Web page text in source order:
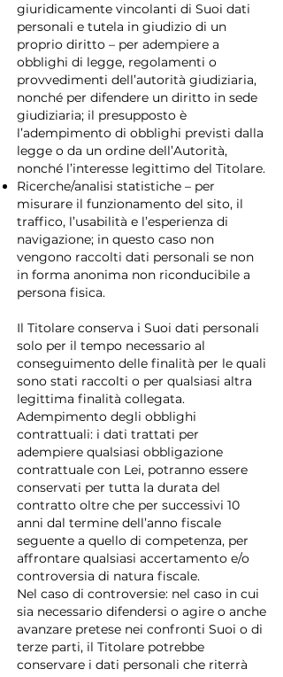
giuridicamente vincolanti di Suoi dati
personali e tutela in giudizio di un
proprio diritto – per adempiere a
obblighi di legge, regolamenti o
provvedimenti dell’autorità giudiziaria,
nonché per difendere un diritto in sede
giudiziaria; il presupposto è
l’adempimento di obblighi previsti dalla
legge o da un ordine dell’Autorità,
nonché l’interesse legittimo del Titolare.
Ricerche/analisi statistiche – per
misurare il funzionamento del sito, il
traffico, l’usabilità e l’esperienza di
navigazione; in questo caso non
vengono raccolti dati personali se non
in forma anonima non riconducibile a
persona fisica.
Il Titolare conserva i Suoi dati personali
solo per il tempo necessario al
conseguimento delle finalità per le quali
sono stati raccolti o per qualsiasi altra
legittima finalità collegata.
Adempimento degli obblighi
contrattuali: i dati trattati per
adempiere qualsiasi obbligazione
contrattuale con Lei, potranno essere
conservati per tutta la durata del
contratto oltre che per successivi 10
anni dal termine dell’anno fiscale
seguente a quello di competenza, per
affrontare qualsiasi accertamento e/o
controversia di natura fiscale.
Nel caso di controversie: nel caso in cui
sia necessario difendersi o agire o anche
avanzare pretese nei confronti Suoi o di
terze parti, il Titolare potrebbe
conservare i dati personali che riterrà